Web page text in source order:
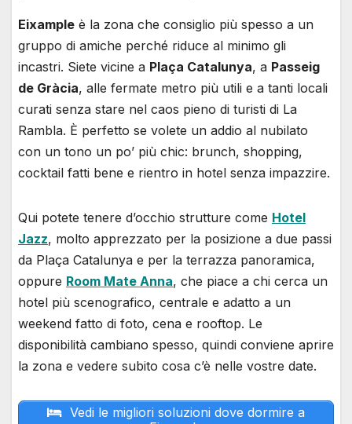
Eixample è la zona che consiglio più spesso a un
gruppo di amiche perché riduce al minimo gli
incastri. Siete vicine a Plaça Catalunya, a Passeig
de Gràcia, alle fermate metro più utili e a tanti locali
curati senza stare nel caos pieno di turisti di La
Rambla. È perfetto se volete un addio al nubilato
con un tono un po’ più chic: brunch, shopping,
cocktail fatti bene e rientro in hotel senza impazzire.
Qui potete tenere d’occhio strutture come Hotel
Jazz, molto apprezzato per la posizione a due passi
da Plaça Catalunya e per la terrazza panoramica,
oppure Room Mate Anna, che piace a chi cerca un
hotel più scenografico, centrale e adatto a un
weekend fatto di foto, cena e rooftop. Le
disponibilità cambiano spesso, quindi conviene aprire
la zona e vedere subito cosa c’è nelle vostre date.
Vedi le migliori soluzioni dove dormire a